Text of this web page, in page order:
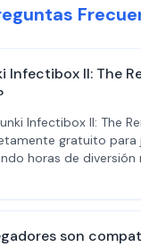
Infectibox II: The
Infectibox II: The
gratuito para
horas de diversión
son